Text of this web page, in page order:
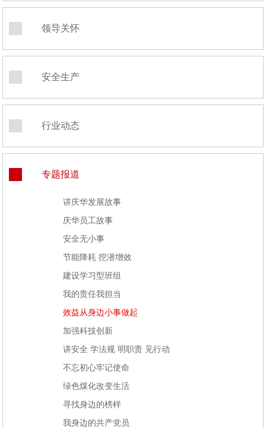
领导关怀
安全生产
行业动态
专题报道
讲庆华发展故事
庆华员工故事
安全无小事
节能降耗 挖潜增效
建设学习型班组
我的责任我担当
效益从身边小事做起
加强科技创新
讲安全 学法规 明职责 见行动
不忘初心牢记使命
绿色煤化改变生活
寻找身边的榜样
我身边的共产党员